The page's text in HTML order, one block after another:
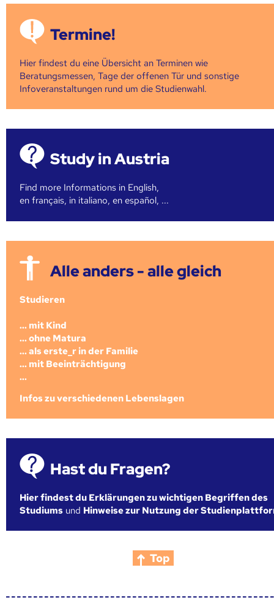
Termine!
Hier findest du eine Übersicht an Terminen wie
Beratungsmessen, Tage der offenen Tür und sonstige
Infoveranstaltungen rund um die Studienwahl.
Study in Austria
Find more Informations in English,
en français, in italiano, en español, ...
Alle anders - alle gleich
Studieren
... mit Kind
... ohne Matura
... als erste_r in der Familie
... mit Beeinträchtigung
...
Infos zu verschiedenen Lebenslagen
Hast du Fragen?
Hier findest du Erklärungen zu wichtigen Begriffen des
Studiums und Hinweise zur Nutzung der
Top